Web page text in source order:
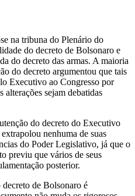
na tribuna do Plenário do
do decreto de Bolsonaro e
do decreto das armas. A maioria
do decreto argumentou que tais
Executivo ao Congresso por
alterações sejam debatidas
do decreto do Executivo
nenhuma de suas
do Poder Legislativo, já que o
previu que vários de seus
posterior.
de Bolsonaro é